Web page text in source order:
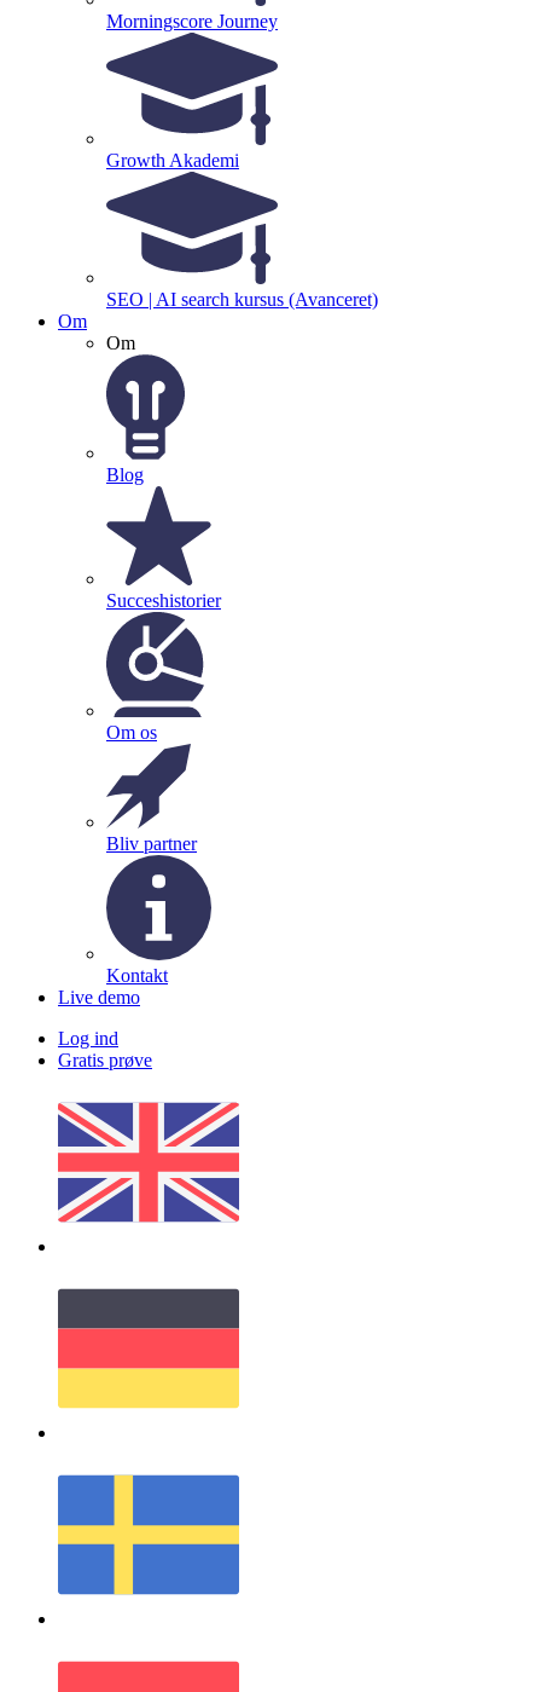
Morningscore Journey
Growth Akademi
SEO | AI search kursus (Avanceret)
Om
Om
Blog
Succeshistorier
Om os
Bliv partner
Kontakt
Live demo
Log ind
Gratis prøve